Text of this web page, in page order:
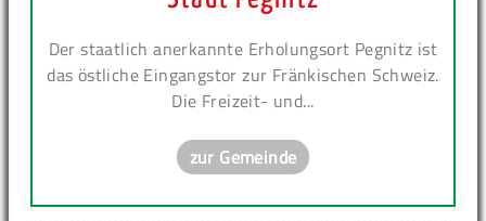
Der staatlich anerkannte Erholungsort Pegnitz ist
das östliche Eingangstor zur Fränkischen Schweiz.
Die Freizeit- und...
zur Gemeinde